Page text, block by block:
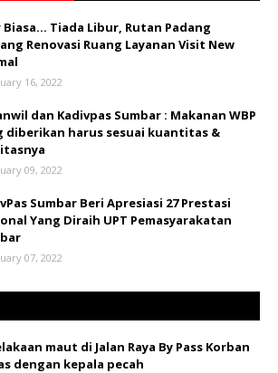
Biasa... Tiada Libur, Rutan Padang
Renovasi Ruang Layanan Visit New
16, 2022
dan Kadivpas Sumbar : Makanan WBP
diberikan harus sesuai kuantitas &
09, 2022
Sumbar Beri Apresiasi 27 Prestasi
Yang Diraih UPT Pemasyarakatan
07, 2022
maut di Jalan Raya By Pass Korban
dengan kepala pecah